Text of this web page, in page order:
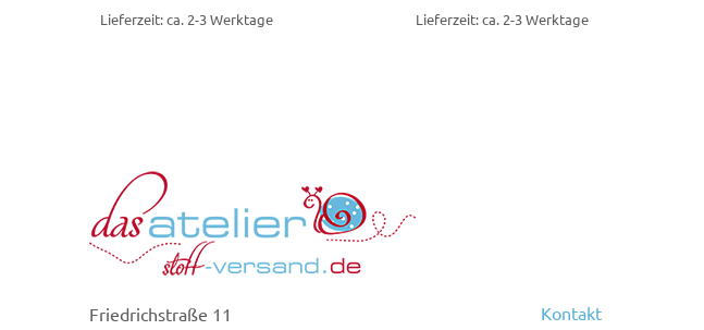
Lieferzeit: ca. 2-3 Werktage
Lieferzeit: ca. 2-3 Werktage
Friedrichstraße 11
Kontakt